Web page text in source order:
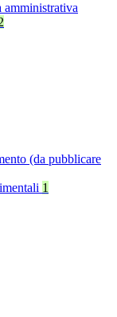
amministrativa
(da pubblicare
1